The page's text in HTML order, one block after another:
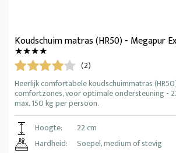
Koudschuim matras (HR50) - Megapur
★★★★
(2)
Heerlijk comfortabele koudschuimmatras
comfortzones, voor optimale ondersteuning -
max. 150 kg per persoon.
Hoogte:
22 cm
Hardheid:
Soepel, medium of stevig